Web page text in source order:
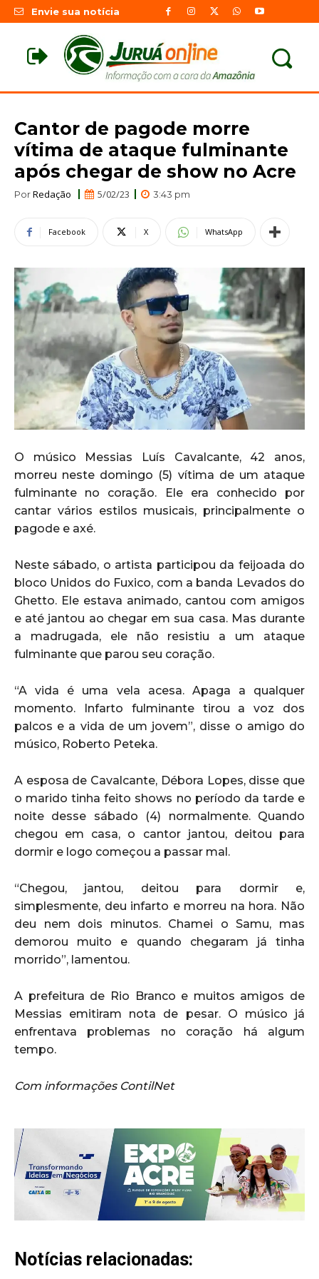
Envie sua notícia
Cantor de pagode morre
vítima de ataque fulminante
após chegar de show no Acre
PorRedação 5/02/23 3:43 pm
Facebook X WhatsApp
O músico Messias Luís Cavalcante, 42 anos,
morreu neste domingo (5) vítima de um ataque
fulminante no coração. Ele era conhecido por
cantar vários estilos musicais, principalmente o
pagode e axé.
Neste sábado, o artista participou da feijoada do
bloco Unidos do Fuxico, com a banda Levados do
Ghetto. Ele estava animado, cantou com amigos
e até jantou ao chegar em sua casa. Mas durante
a madrugada, ele não resistiu a um ataque
fulminante que parou seu coração.
“A vida é uma vela acesa. Apaga a qualquer
momento. Infarto fulminante tirou a voz dos
palcos e a vida de um jovem”, disse o amigo do
músico, Roberto Peteka.
A esposa de Cavalcante, Débora Lopes, disse que
o marido tinha feito shows no período da tarde e
noite desse sábado (4) normalmente. Quando
chegou em casa, o cantor jantou, deitou para
dormir e logo começou a passar mal.
“Chegou, jantou, deitou para dormir e,
simplesmente, deu infarto e morreu na hora. Não
deu nem dois minutos. Chamei o Samu, mas
demorou muito e quando chegaram já tinha
morrido”, lamentou.
A prefeitura de Rio Branco e muitos amigos de
Messias emitiram nota de pesar. O músico já
enfrentava problemas no coração há algum
tempo.
Com informações ContilNet
Notícias relacionadas: